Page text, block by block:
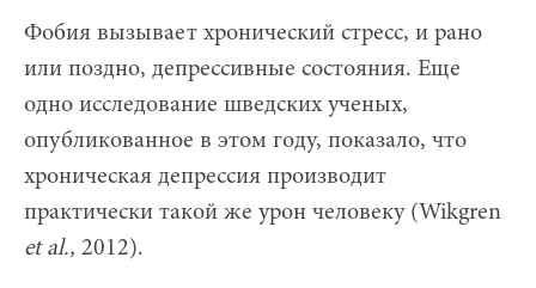
Фобия вызывает хронический стресс, и рано
или поздно, депрессивные состояния. Еще
одно исследование шведских ученых,
опубликованное в этом году, показало, что
хроническая депрессия производит
практически такой же урон человеку (Wikgren
et al., 2012).